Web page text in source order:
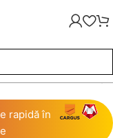
228 x 124 cm, taupe
rapidă în